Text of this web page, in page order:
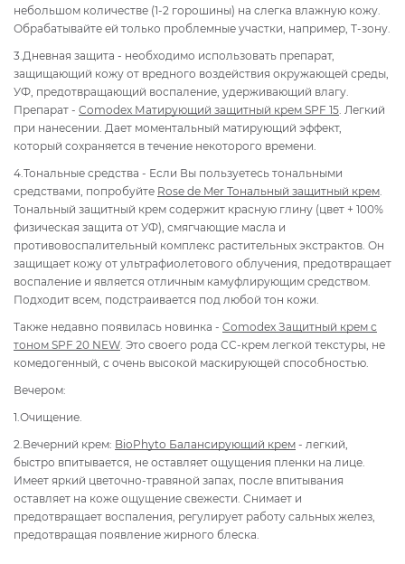
небольшом количестве (1-2 горошины) на слегка влажную кожу.
Обрабатывайте ей только проблемные участки, например, Т-зону.
3.Дневная защита - необходимо использовать препарат,
защищающий кожу от вредного воздействия окружающей среды,
УФ, предотвращающий воспаление, удерживающий влагу.
Препарат - Comodex Матирующий защитный крем SPF 15 . Легкий
при нанесении. Дает моментальный матирующий эффект,
который сохраняется в течение некоторого времени.
4.Тональные средства - Если Вы пользуетесь тональными
средствами, попробуйте Rose de Mer Тональный защитный крем
Тональный защитный крем содержит красную глину (цвет + 100%
физическая защита от УФ), смягчающие масла и
противовоспалительный комплекс растительных экстрактов. Он
защищает кожу от ультрафиолетового облучения, предотвращает
воспаление и является отличным камуфлирующим средством.
Подходит всем, подстраивается под любой тон кожи.
Также недавно появилась новинка - Comodex Защитный крем с
тоном SPF 20 NEW . Это своего рода СС-крем легкой текстуры, не
комедогенный, с очень высокой маскирующей способностью.
Вечером:
1.Очищение.
2.Вечерний крем: BioPhyto Балансирующий крем - легкий,
быстро впитывается, не оставляет ощущения пленки на лице.
Имеет яркий цветочно-травяной запах, после впитывания
оставляет на коже ощущение свежести. Снимает и
предотвращает воспаления, регулирует работу сальных желез,
предотвращая появление жирного блеска.